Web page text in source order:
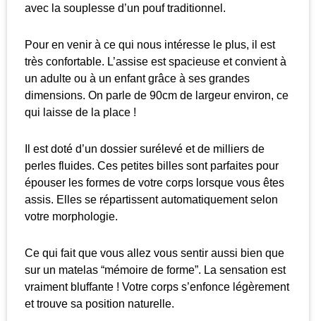
avec la souplesse d’un pouf traditionnel.
Pour en venir à ce qui nous intéresse le plus, il est
très confortable. L’assise est spacieuse et convient à
un adulte ou à un enfant grâce à ses grandes
dimensions. On parle de 90cm de largeur environ, ce
qui laisse de la place !
Il est doté d’un dossier surélevé et de milliers de
perles fluides. Ces petites billes sont parfaites pour
épouser les formes de votre corps lorsque vous êtes
assis. Elles se répartissent automatiquement selon
votre morphologie.
Ce qui fait que vous allez vous sentir aussi bien que
sur un matelas “mémoire de forme”. La sensation est
vraiment bluffante ! Votre corps s’enfonce légèrement
et trouve sa position naturelle.